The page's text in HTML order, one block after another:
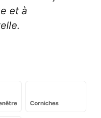
et à
Corniches